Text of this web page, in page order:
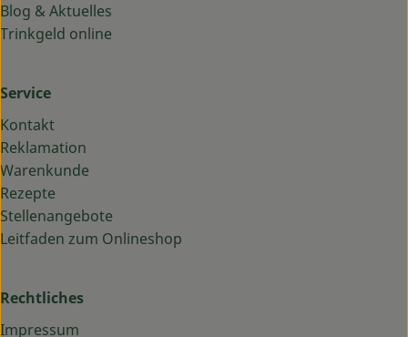
Blog & Aktuelles
Trinkgeld online
Service
Kontakt
Reklamation
Warenkunde
Rezepte
Stellenangebote
Leitfaden zum Onlineshop
Rechtliches
Impressum